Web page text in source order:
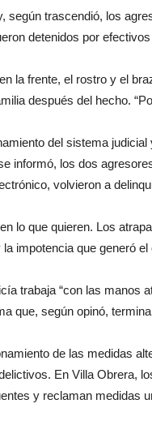
según trascendió, los
detenidos por
la frente, el rostro y el
después del hecho.
del sistema
informó, los dos
volvieron a
lo que quieren. Los
impotencia que generó el
trabaja “con las manos
que, según opinó,
de las medidas
En Villa Obrera,
y reclaman medidas